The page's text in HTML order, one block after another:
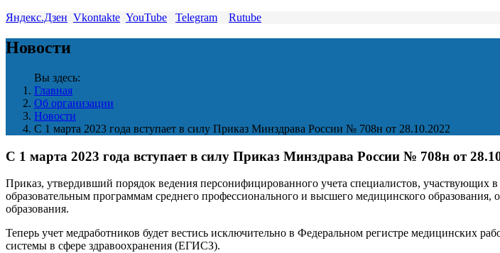
Яндекс.Дзен Vkontakte YouTube Telegram Rutube
Новости
Вы здесь:
Главная
Об организации
Новости
С 1 марта 2023 года вступает в силу Приказ Минздрава России № 708н от 28.10.2022
С 1 марта 2023 года вступает в силу Приказ Минздрава России № 708н от
Приказ, утвердивший порядок ведения персонифицированного учета специалистов, участвующих
образовательным программам среднего профессионального и высшего медицинского
образования.
Теперь учет медработников будет вестись исключительно в Федеральном регистре медицинских
системы в сфере здравоохранения (ЕГИСЗ).